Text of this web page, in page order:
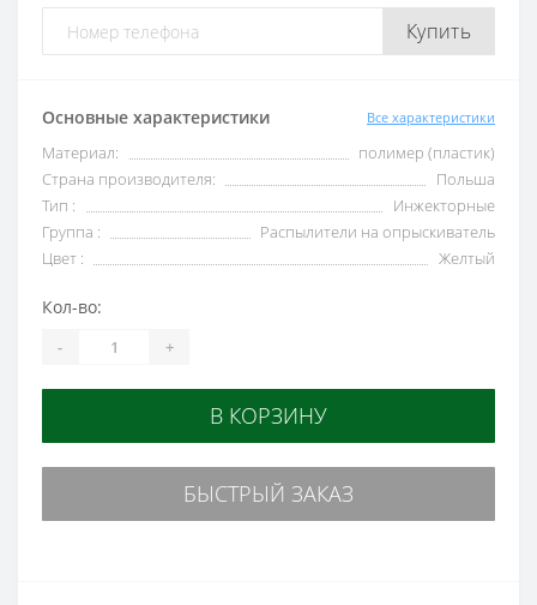
Купить
Основные характеристики Все характеристики
Материал:
полимер (пластик)
Страна производителя:
Польша
Тип :
Инжекторные
Группа :
Распылители на опрыскиватель
Цвет :
Желтый
Кол-во:
- +
В КОРЗИНУ
БЫСТРЫЙ ЗАКАЗ